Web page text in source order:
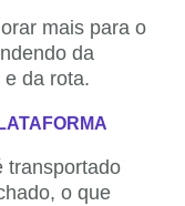
mais para o
da
e da rota.
transportado
o que